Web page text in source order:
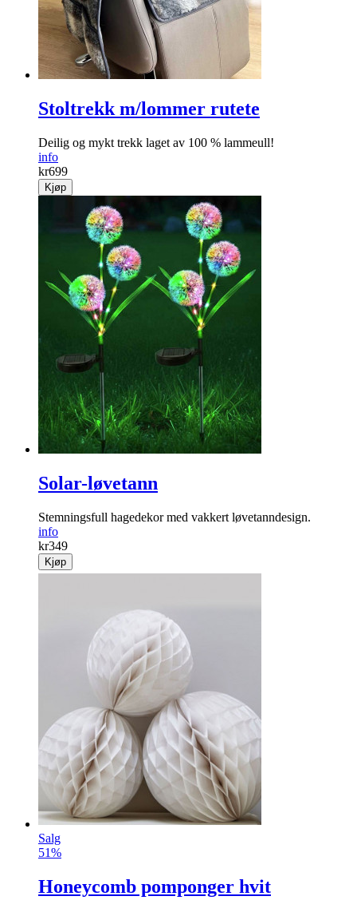
Stoltrekk m/lommer rutete
Deilig og mykt trekk laget av 100 % lammeull!
info
kr699
Kjøp
Solar-løvetann
Stemningsfull hagedekor med vakkert løve­tanndesign.
info
kr349
Kjøp
Salg
51%
Honeycomb pomponger hvit